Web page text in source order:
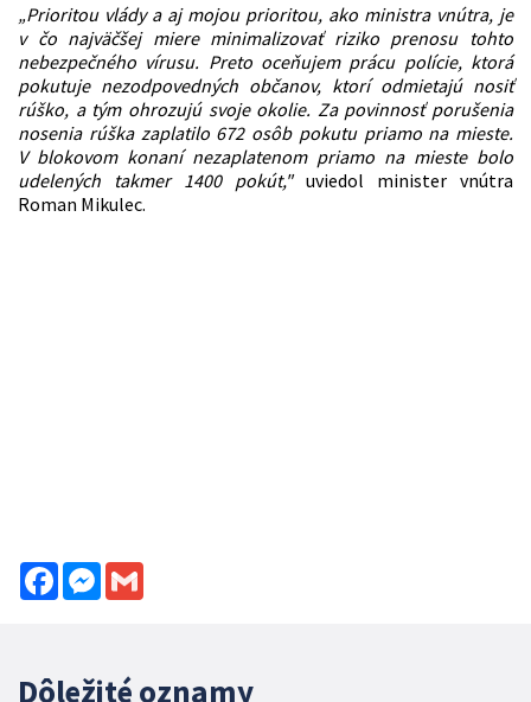
„Prioritou vlády a aj mojou prioritou, ako ministra vnútra, je
v čo najväčšej miere minimalizovať riziko prenosu tohto
nebezpečného vírusu. Preto oceňujem prácu polície, ktorá
pokutuje nezodpovedných občanov, ktorí odmietajú nosiť
rúško, a tým ohrozujú svoje okolie. Za povinnosť porušenia
nosenia rúška zaplatilo 672 osôb pokutu priamo na mieste.
V blokovom konaní nezaplatenom priamo na mieste bolo
udelených takmer 1400 pokút," uviedol minister vnútra
Roman Mikulec.
FacebookMessenger
Dôležité oznamy